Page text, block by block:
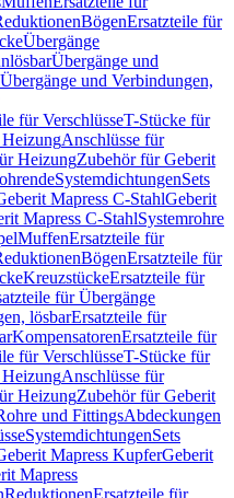
BögenErsatzteile für
Übergänge
Übergänge und
und Verbindungen,
für VerschlüsseT-Stücke für
Anschlüsse für
HeizungZubehör für Geberit
SystemdichtungenSets
Mapress C-StahlGeberit
Mapress C-StahlSystemrohre
MuffenErsatzteile für
BögenErsatzteile für
KreuzstückeErsatzteile für
für Übergänge
lösbarErsatzteile für
KompensatorenErsatzteile für
für VerschlüsseT-Stücke für
Anschlüsse für
HeizungZubehör für Geberit
und FittingsAbdeckungen
SystemdichtungenSets
Mapress KupferGeberit
Mapress
ReduktionenErsatzteile für